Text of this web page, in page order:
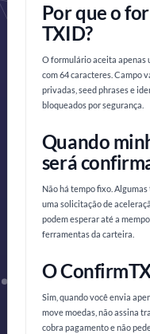
Por que o
TXID?
O formulário aceita apenas
com 64 caracteres. Campo
privadas, seed phrases e
bloqueados por segurança.
Quando
será
Não há tempo fixo.
uma solicitação de
podem esperar até a
ferramentas da carteira.
O
Sim, quando você envia
move moedas, não assina
cobra pagamento e não